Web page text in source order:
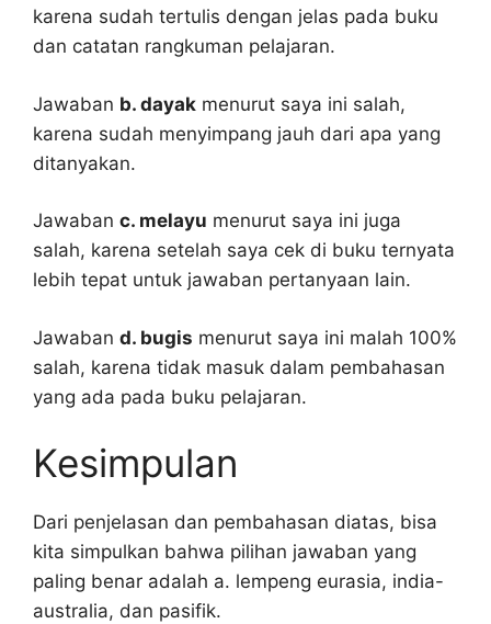
karena sudah tertulis dengan jelas pada buku
dan catatan rangkuman pelajaran.
Jawaban b. dayak menurut saya ini salah,
karena sudah menyimpang jauh dari apa yang
ditanyakan.
Jawaban c. melayu menurut saya ini juga
salah, karena setelah saya cek di buku ternyata
lebih tepat untuk jawaban pertanyaan lain.
Jawaban d. bugis menurut saya ini malah 100%
salah, karena tidak masuk dalam pembahasan
yang ada pada buku pelajaran.
Kesimpulan
Dari penjelasan dan pembahasan diatas, bisa
kita simpulkan bahwa pilihan jawaban yang
paling benar adalah a. lempeng eurasia, india-
australia, dan pasifik.